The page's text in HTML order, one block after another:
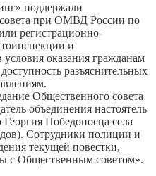
поддержали
при ОМВД России по
регистрационно-
и
оказания гражданам
разъяснительных
Общественного совета
объединения настоятель
Победоносца села
Сотрудники полиции и
текущей повестки,
с Общественным советом».